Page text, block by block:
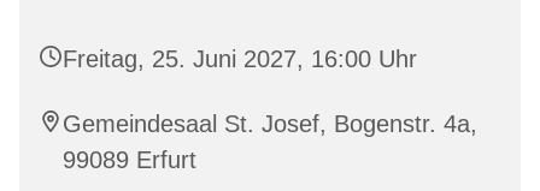
Freitag, 25. Juni 2027, 16:00 Uhr
Gemeindesaal St. Josef, Bogenstr. 4a,
99089 Erfurt